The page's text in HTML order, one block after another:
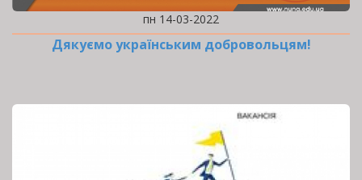
пн 14-03-2022
Дякуємо українським добровольцям!